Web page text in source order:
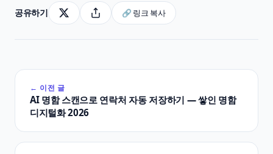
공유하기 🔗 링크 복사
← 이전 글
AI 명함 스캔으로 연락처 자동 저장하기 — 쌓인 명함
디지털화 2026